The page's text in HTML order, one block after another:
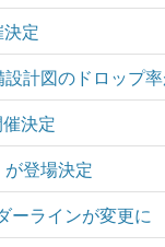
定
計図のドロップ
決定
登場決定
ーラインが変更に